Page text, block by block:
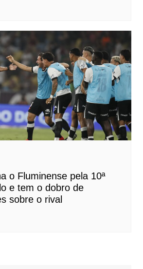
o Fluminense pela 10ª
e tem o dobro de
sobre o rival